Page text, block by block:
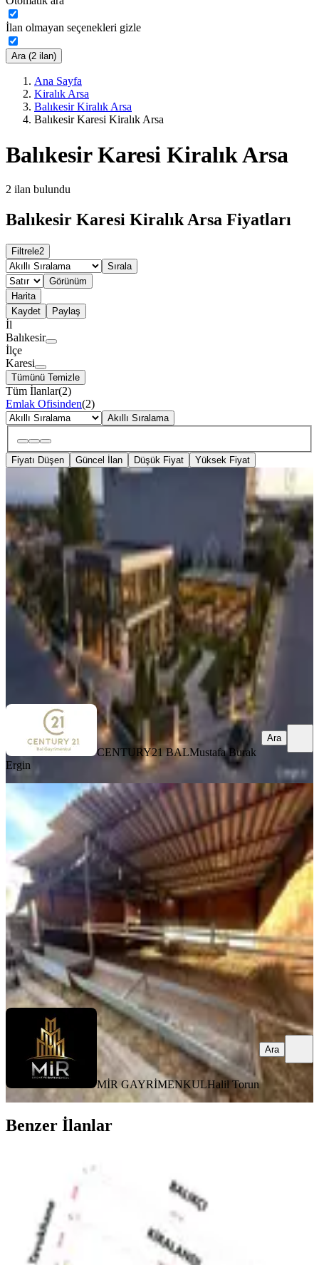
İlan olmayan seçenekleri gizle
Ara (2 ilan)
Ana Sayfa
Kiralık Arsa
Balıkesir Kiralık Arsa
Balıkesir Karesi Kiralık Arsa
Balıkesir Karesi Kiralık Arsa
2 ilan bulundu
Balıkesir Karesi Kiralık Arsa Fiyatları
Filtrele2
Sırala
Görünüm
Harita
Kaydet
Paylaş
İl
Balıkesir
İlçe
Karesi
Tümünü Temizle
Tüm İlanlar(2)
Emlak Ofisinden(2)
Akıllı Sıralama
Fiyatı Düşen Güncel İlan Düşük Fiyat Yüksek Fiyat
YOLA YAKIN
Balıkesir Paşaalanı T1 İmarlı 2.469
M² Ticari Alan | Depo Veya..
2469 m²·Doğalgaz, Elektrik Hattı +5· 53/m²·
09.07.2026
130.000 ₺
CENTURY21 BALMustafa Burak Ergin
CENTURY21 BALMustafa Burak
Ergin
Ara
Mir'den Balıkesir Üçpınar'da
Üzerinde Depo Olan Kiralık Arsa
Karesi, Üçpınar Mahallesi
462 m²· 43/m²·26.06.2026
20.000 ₺
MİR GAYRİMENKULHalil Torun
Ara
MİR GAYRİMENKULHalil Torun
Ara
Benzer İlanlar
Bandırma-banvit-cezaevi Karşısı Ana
Yol Üstü Kiralık Boş Arazi
Bandırma, Ömerli Mahallesi
11/m²·07.03.2025